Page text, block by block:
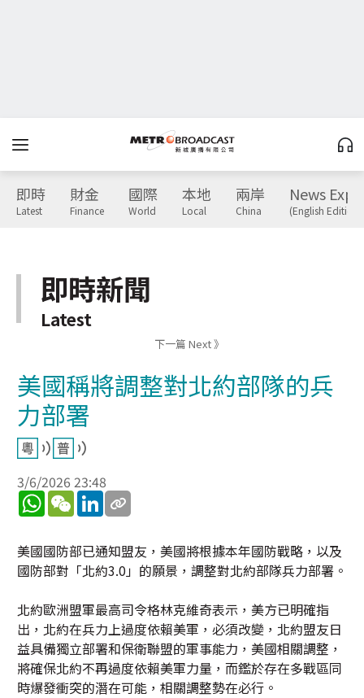
即時
Latest
財金
Finance
國際
World
本地
Local
兩岸
China
News
(English Edition)
即時新聞
Latest
下一篇 Next 》
美國稱將調整對北約部隊的兵
力部署
3/6/2026 23:48
WhatsApp
WeChatLinkedIn
美國國防部已通知盟友，美國將根據本年國防戰略，以及
國防部對「北約3.0」的願景，調整對北約部隊兵力部署。
北約歐洲盟軍最高司令格林克維奇表示，美方已明確指
出，北約在兵力上過度依賴美軍，必須改變，北約盟友日
益具備獨立部署和保衛聯盟的軍事能力，美國相關調整，
將確保北約不再過度依賴美軍力量，而鑑於存在多戰區同
時爆發衝突的潛在可能，相關調整勢在必行。